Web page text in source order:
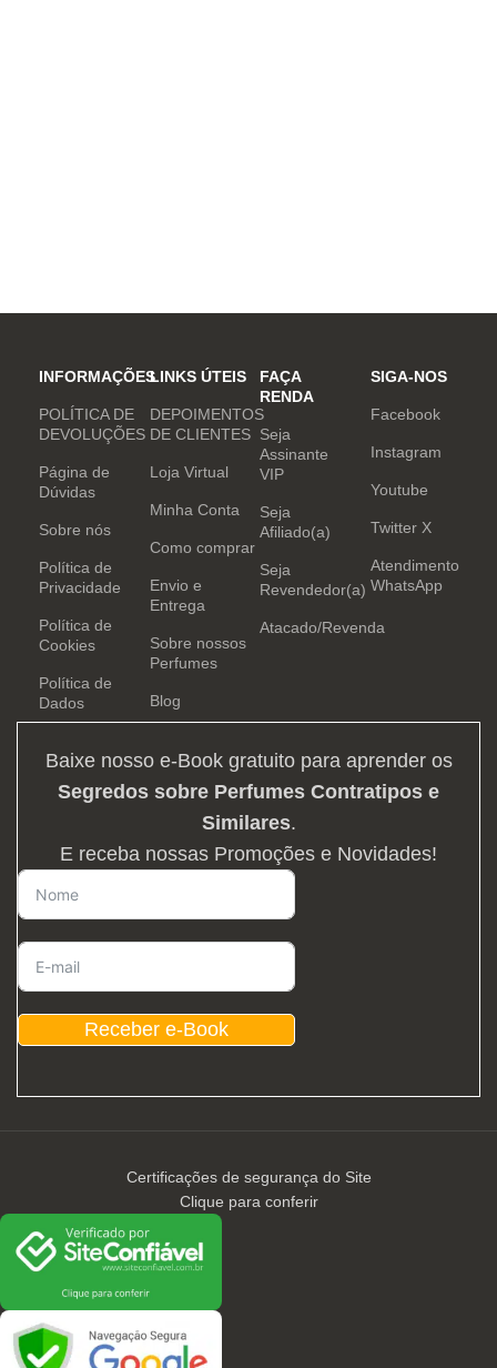
INFORMAÇÕES
POLÍTICA DE
DEVOLUÇÕES
Página de
Dúvidas
Sobre nós
Política de
Privacidade
Política de
Cookies
Política de
Dados
LINKS ÚTEIS
DEPOIMENTOS
DE CLIENTES
Loja Virtual
Minha Conta
Como comprar
Envio e
Entrega
Sobre nossos
Perfumes
Blog
FAÇA
RENDA
Seja
Assinante
VIP
Seja
Afiliado(a)
Seja
Revendedor(a)
Atacado/Revenda
SIGA-NOS
Facebook
Instagram
Youtube
Twitter X
Atendimento
WhatsApp
Baixe nosso e-Book gratuito para aprender os
Segredos sobre Perfumes Contratipos e
Similares.
E receba nossas Promoções e Novidades!
Receber e-Book
Certificações de segurança do Site
Clique para conferir